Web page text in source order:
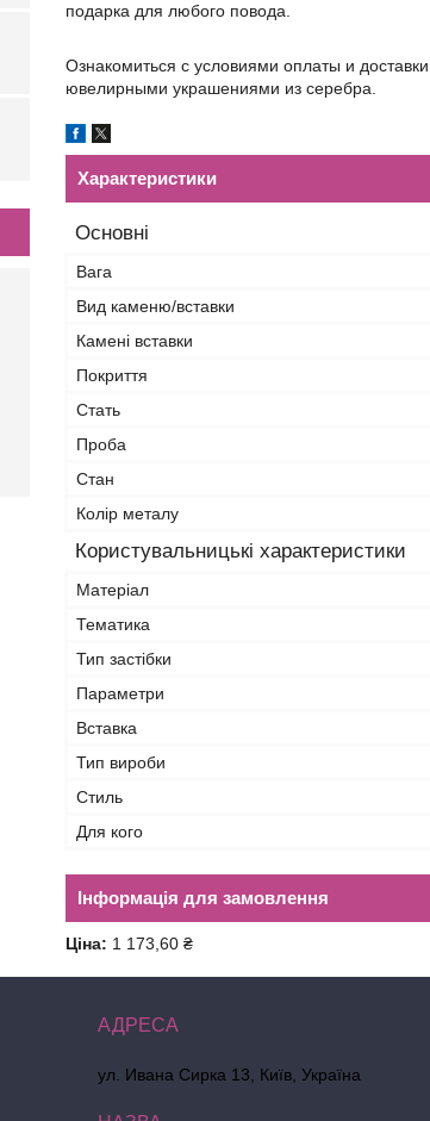
подарка для любого повода.
Ознакомиться с условиями оплаты и
ювелирными украшениями из серебра.
Характеристики
Основні
Вага
Вид каменю/вставки
Камені вставки
Покриття
Стать
Проба
Стан
Колір металу
Користувальницькі характеристики
Матеріал
Тематика
Тип застібки
Параметри
Вставка
Тип вироби
Стиль
Для кого
Інформація для замовлення
Ціна: 1 173,60 ₴
ул. Ивана Сирка 13, Київ, Україна